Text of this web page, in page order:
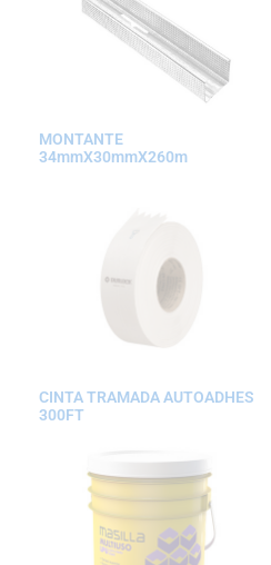
MONTANTE
34mmX30mmX260m
CINTA TRAMADA AUTOADHES
300FT